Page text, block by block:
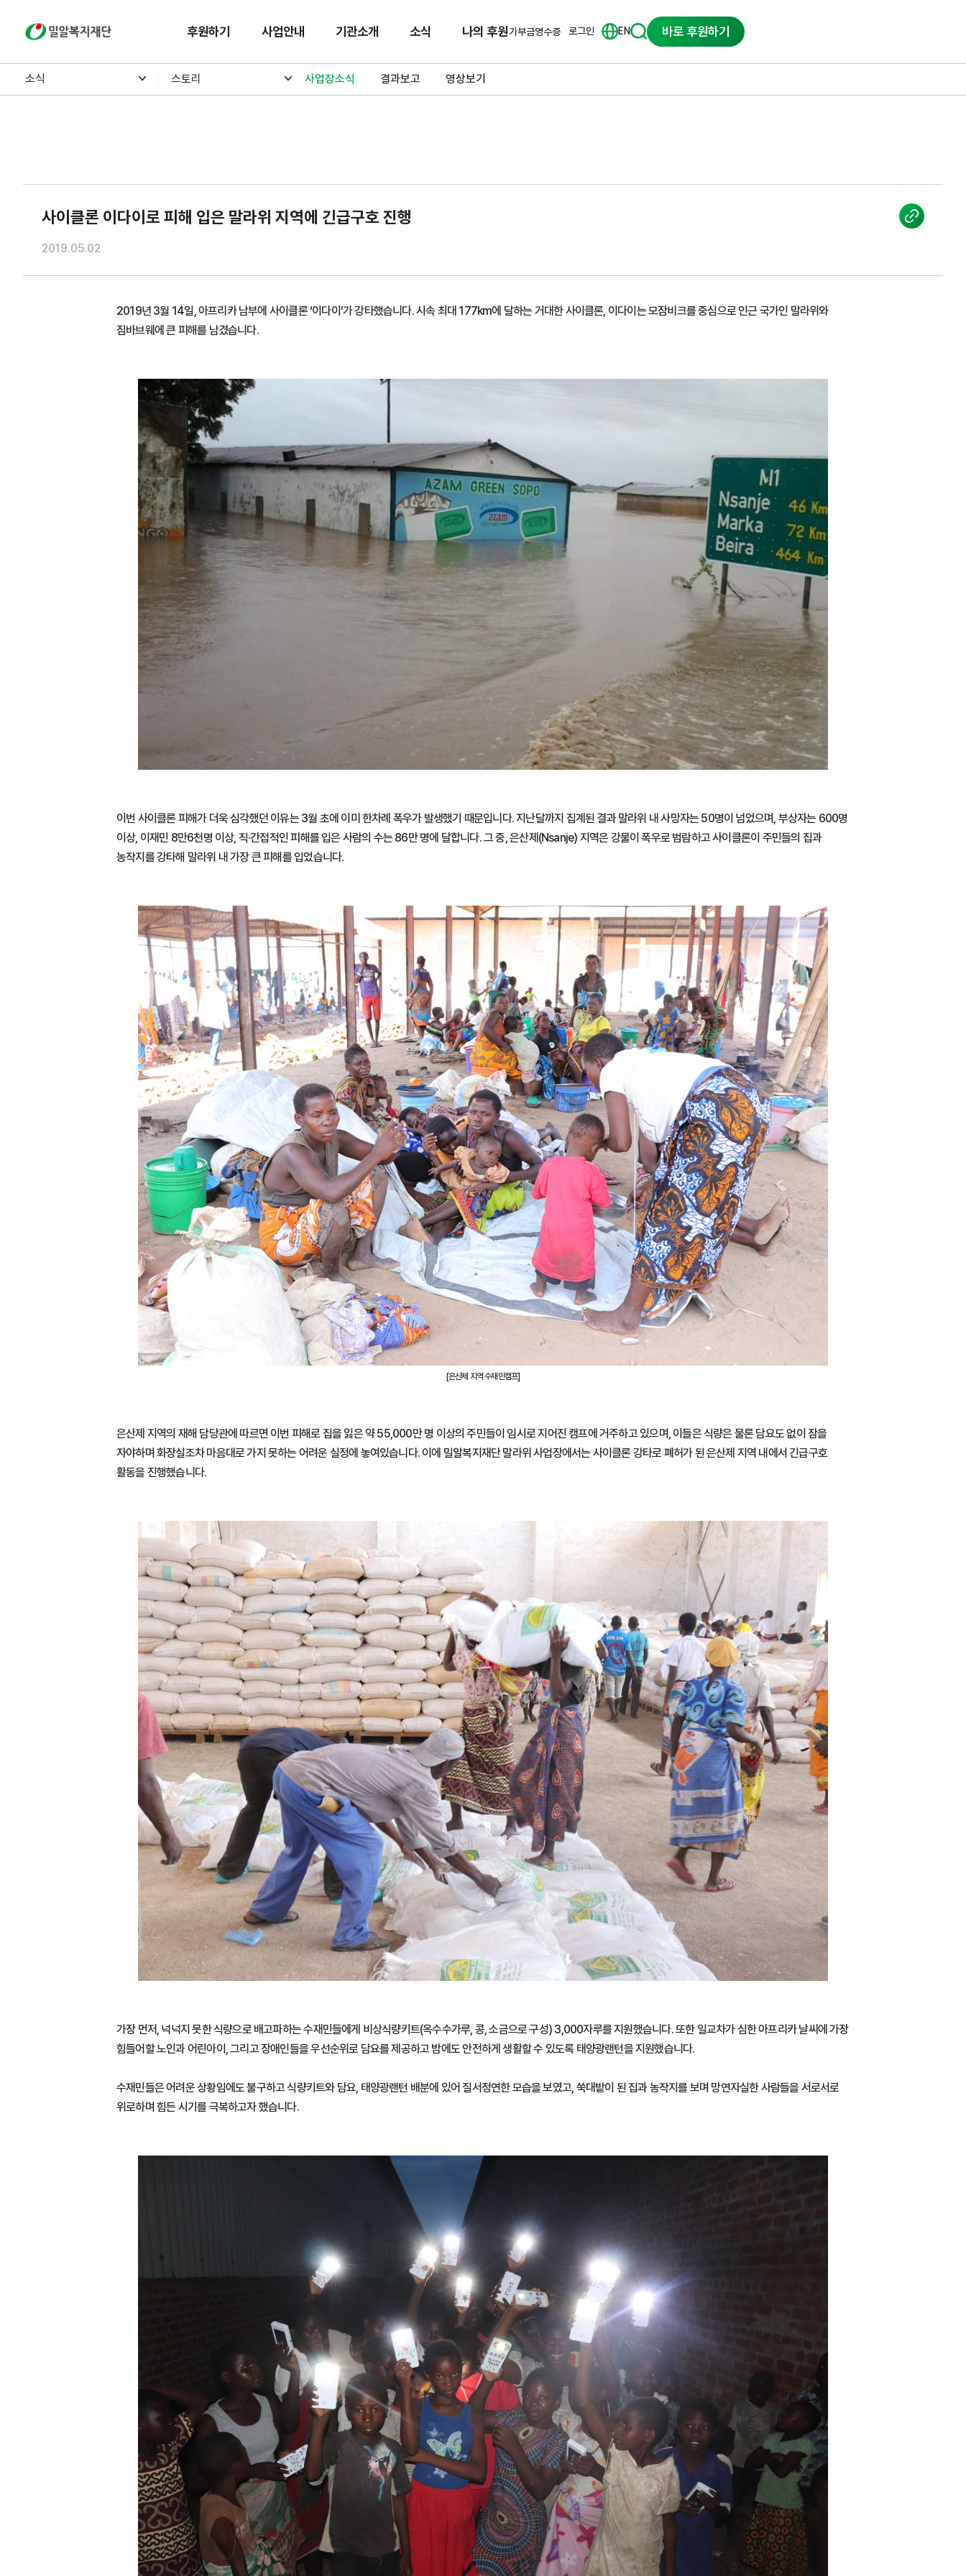
밀알복지재단 후원하기 사업안내 기관소개 소식 나의 후원기부금영수증 로그인 EN 바로 후원하기
소식 스토리 사업장소식 결과보고 영상보기
사이클론 이다이로 피해 입은 말라위 지역에 긴급구호 진행
2019.05.02
2019년 3월 14일, 아프리카 남부에 사이클론 ‘이다이’가 강타했습니다. 시속 최대 177km에 달하는 거대한 사이클론, 이다이는 모잠비크를 중심으로 인근 국가인 말라위와
짐바브웨에 큰 피해를 남겼습니다.
이번 사이클론 피해가 더욱 심각했던 이유는 3월 초에 이미 한차례 폭우가 발생했기 때문입니다. 지난달까지 집계된 결과 말라위 내 사망자는 50명이 넘었으며, 부상자는 600명
이상, 이재민 8만6천명 이상, 직·간접적인 피해를 입은 사람의 수는 86만 명에 달합니다. 그 중, 은산제(Nsanje) 지역은 강물이 폭우로 범람하고 사이클론이 주민들의 집과
농작지를 강타해 말라위 내 가장 큰 피해를 입었습니다.
[은산제 지역 수재민캠프]
은산제 지역의 재해 담당관에 따르면 이번 피해로 집을 잃은 약 55,000만 명 이상의 주민들이 임시로 지어진 캠프에 거주하고 있으며, 이들은 식량은 물론 담요도 없이 잠을
자야하며 화장실조차 마음대로 가지 못하는 어려운 실정에 놓여있습니다. 이에 밀알복지재단 말라위 사업장에서는 사이클론 강타로 폐허가 된 은산제 지역 내에서 긴급구호
활동을 진행했습니다.
가장 먼저, 넉넉지 못한 식량으로 배고파하는 수재민들에게 비상식량키트(옥수수가루, 콩, 소금으로 구성) 3,000자루를 지원했습니다. 또한 일교차가 심한 아프리카 날씨에 가장
힘들어할 노인과 어린아이, 그리고 장애인들을 우선순위로 담요를 제공하고 밤에도 안전하게 생활할 수 있도록 태양광랜턴을 지원했습니다.
수재민들은 어려운 상황임에도 불구하고 식량키트와 담요, 태양광랜턴 배분에 있어 질서정연한 모습을 보였고, 쑥대밭이 된 집과 농작지를 보며 망연자실한 사람들을 서로서로
위로하며 힘든 시기를 극복하고자 했습니다.